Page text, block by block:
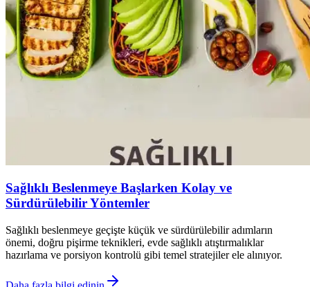
Sağlıklı Beslenmeye Başlarken Kolay ve
Sürdürülebilir Yöntemler
Sağlıklı beslenmeye geçişte küçük ve sürdürülebilir adımların
önemi, doğru pişirme teknikleri, evde sağlıklı atıştırmalıklar
hazırlama ve porsiyon kontrolü gibi temel stratejiler ele alınıyor.